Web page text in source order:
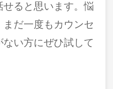
せると思います。悩
だ一度もカウンセ
ない方にぜひ試して